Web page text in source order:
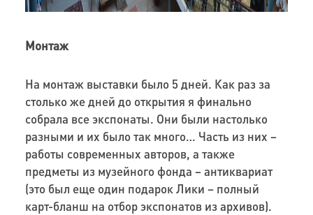
Монтаж
На монтаж выставки было 5 дней. Как раз за
столько же дней до открытия я финально
собрала все экспонаты. Они были настолько
разными и их было так много… Часть из них –
работы современных авторов, а также
предметы из музейного фонда – антиквариат
(это был еще один подарок Лики – полный
карт-бланш на отбор экспонатов из архивов).